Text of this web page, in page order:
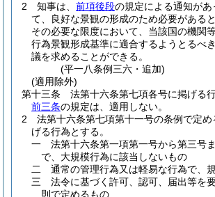
2
知事は、 前項後段の規定による通知が
て、良好な景観の形成のため必要がある
その必要な限度において、当該国の機関
行為景観形成基準に適合するようとるべ
議を求めることができる。
(平一八条例三六・追加)
(適用除外)
第十三条
法第十六条第七項各号に掲げる
前三条の規定は、適用しない。
2
法第十六条第七項第十一号の条例で定
げる行為とする。
一
法第十六条第一項第一号から第三号
で、大規模行為に該当しないもの
二
通常の管理行為又は軽易な行為で、
三
法令に基づく許可、認可、届出等を
則で定めるもの